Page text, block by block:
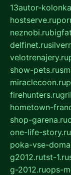
13autor-
hostserve.ru
neznobi.ru
delfinet.ru
velotrenajery.ru
show-pets.ru
miraclecoon.ru
firehunters.ru
hometown-
shop-garena.ru
one-life-story.ru
poka-vse-
g2012.rutst-1.ru
g-2012.ruops-